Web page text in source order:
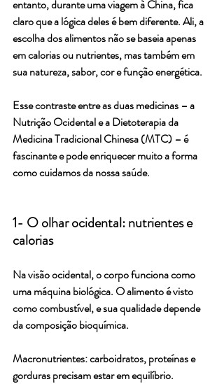
entanto, durante uma viagem à China, fica
claro que a lógica deles é bem diferente. Ali, a
escolha dos alimentos não se baseia apenas
em calorias ou nutrientes, mas também em
sua natureza, sabor, cor e função energética.
Esse contraste entre as duas medicinas – a
Nutrição Ocidental e a Dietoterapia da
Medicina Tradicional Chinesa (MTC) – é
fascinante e pode enriquecer muito a forma
como cuidamos da nossa saúde.
1- O olhar ocidental: nutrientes e
calorias
Na visão ocidental, o corpo funciona como
uma máquina biológica. O alimento é visto
como combustível, e sua qualidade depende
da composição bioquímica.
Macronutrientes: carboidratos, proteínas e
gorduras precisam estar em equilíbrio.